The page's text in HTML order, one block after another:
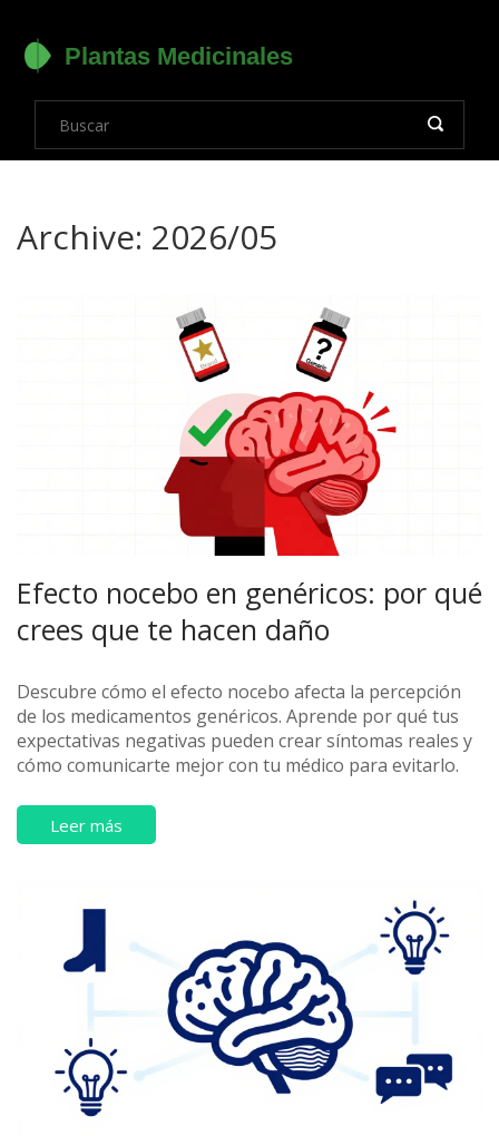
Archive: 2026/05
Efecto nocebo en genéricos: por qué
crees que te hacen daño
Descubre cómo el efecto nocebo afecta la percepción
de los medicamentos genéricos. Aprende por qué tus
expectativas negativas pueden crear síntomas reales y
cómo comunicarte mejor con tu médico para evitarlo.
Leer más